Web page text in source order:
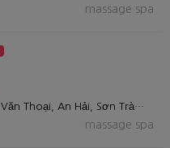
massage spa
Kiệt 71/04 Nguyễn Văn Thoại, An Hải, Sơn Trà, Đà Nẵng
massage spa